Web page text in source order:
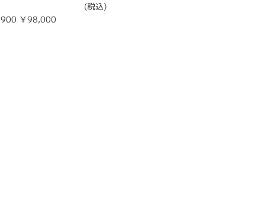
￥98,000
(税込)